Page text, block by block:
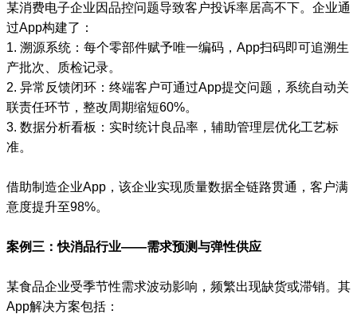
某消费电子企业因品控问题导致客户投诉率居高不下。企业通
过App构建了：
1. 溯源系统：每个零部件赋予唯一编码，App扫码即可追溯生
产批次、质检记录。
2. 异常反馈闭环：终端客户可通过App提交问题，系统自动关
联责任环节，整改周期缩短60%。
3. 数据分析看板：实时统计良品率，辅助管理层优化工艺标
准。
借助制造企业App，该企业实现质量数据全链路贯通，客户满
意度提升至98%。
案例三：快消品行业——需求预测与弹性供应
某食品企业受季节性需求波动影响，频繁出现缺货或滞销。其
App解决方案包括：